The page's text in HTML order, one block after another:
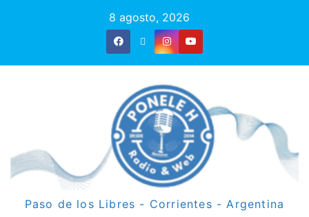
8 agosto, 2026
Paso de los Libres - Corrientes - Argentina